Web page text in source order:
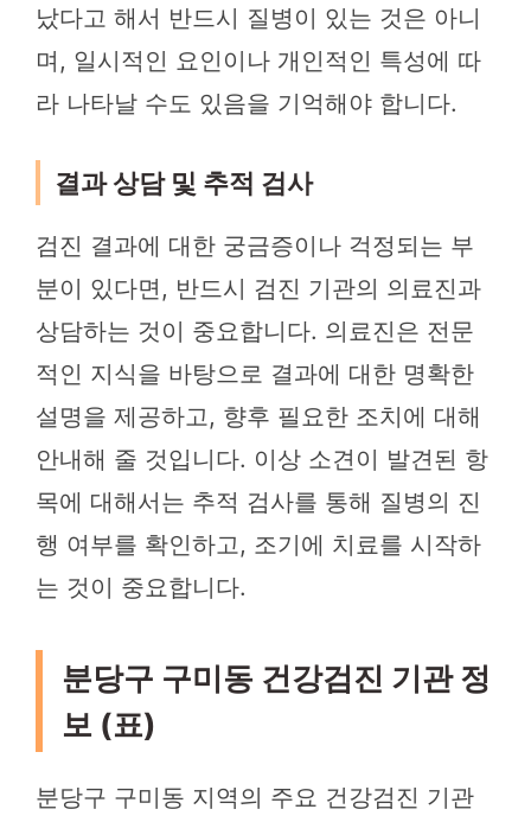
났다고 해서 반드시 질병이 있는 것은 아니
며, 일시적인 요인이나 개인적인 특성에 따
라 나타날 수도 있음을 기억해야 합니다.
결과 상담 및 추적 검사
검진 결과에 대한 궁금증이나 걱정되는 부
분이 있다면, 반드시 검진 기관의 의료진과
상담하는 것이 중요합니다. 의료진은 전문
적인 지식을 바탕으로 결과에 대한 명확한
설명을 제공하고, 향후 필요한 조치에 대해
안내해 줄 것입니다. 이상 소견이 발견된 항
목에 대해서는 추적 검사를 통해 질병의 진
행 여부를 확인하고, 조기에 치료를 시작하
는 것이 중요합니다.
분당구 구미동 건강검진 기관 정
보 (표)
분당구 구미동 지역의 주요 건강검진 기관